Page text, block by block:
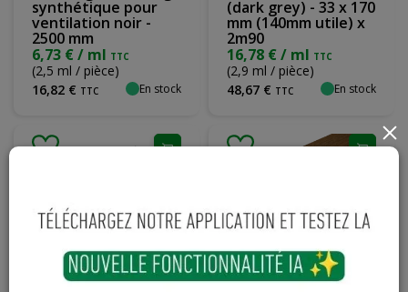
synthétique pour
ventilation noir -
2500 mm
6,73 € / ml TTC
(2,5 ml / pièce)
16,82 € TTC En stock
(dark grey) - 33 x 170
mm (140mm utile) x
2m90
16,78 € / ml TTC
(2,9 ml / pièce)
48,67 € TTC En stock
Durasid FORESTA Bardage composite
×